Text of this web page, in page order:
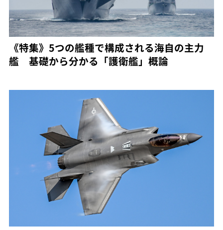
《特集》5つの艦種で構成される海自の主力
艦 基礎から分かる「護衛艦」概論